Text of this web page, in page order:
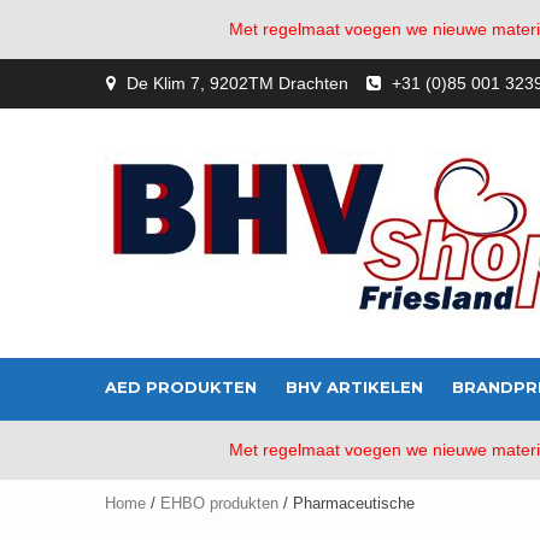
Met regelmaat voegen we nieuwe
De Klim 7, 9202TM Drachten +31 (0)85 001
AED PRODUKTEN BHV ARTIKELEN
Met regelmaat voegen we nieuwe
Home / EHBO produkten / Pharmaceutische